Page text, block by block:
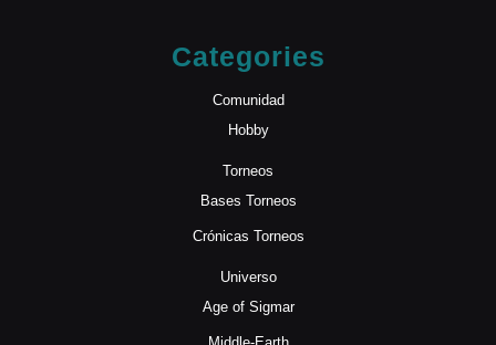
Categories
Comunidad
Hobby
Torneos
Bases Torneos
Crónicas Torneos
Universo
Age of Sigmar